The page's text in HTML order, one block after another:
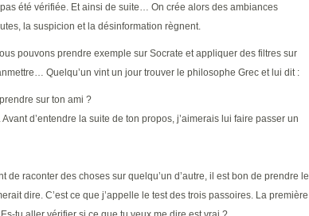
été vérifiée. Et ainsi de suite… On crée alors des ambiances
la suspicion et la désinformation règnent.
pouvons prendre exemple sur Socrate et appliquer des filtres sur
Quelqu’un vint un jour trouver le philosophe Grec et lui dit :
sur ton ami ?
d’entendre la suite de ton propos, j’aimerais lui faire passer un
de raconter des choses sur quelqu’un d’autre, il est bon de prendre le
dire. C’est ce que j’appelle le test des trois passoires. La première